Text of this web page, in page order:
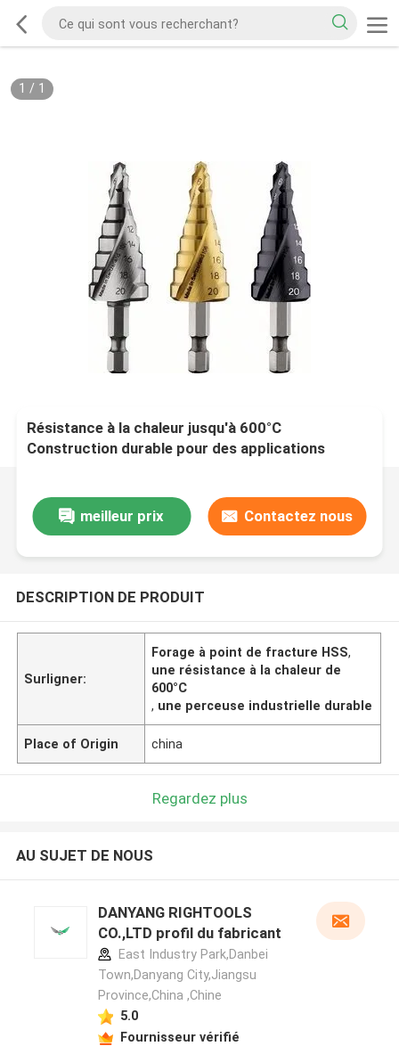
1 / 1
Résistance à la chaleur jusqu'à 600°C
Construction durable pour des applications
meilleur prix Contactez nous
DESCRIPTION DE PRODUIT
Surligner:
Forage à point de fracture HSS,
une résistance à la chaleur de
600°C
, une perceuse industrielle durable
Place of Origin china
Regardez plus
AU SUJET DE NOUS
DANYANG RIGHTOOLS
CO.,LTD profil du fabricant
East Industry Park,Danbei
Town,Danyang City,Jiangsu
Province,China ,Chine
5.0
Fournisseur vérifié